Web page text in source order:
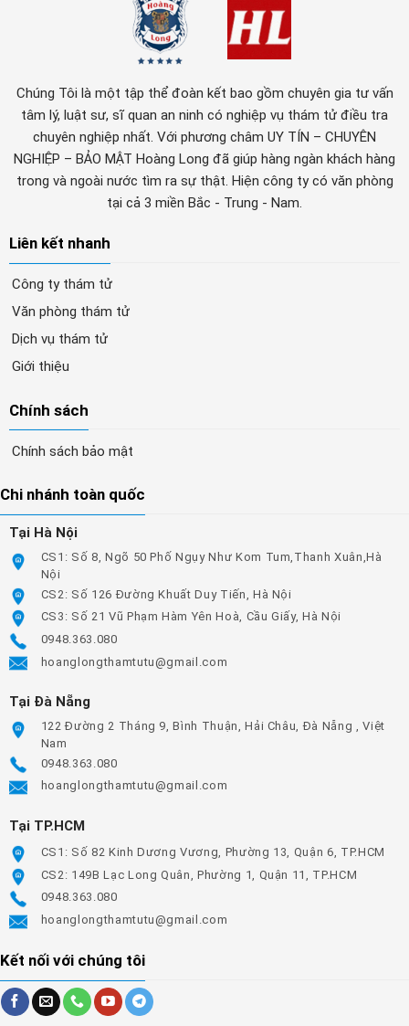
Chúng Tôi là một tập thể đoàn kết bao gồm chuyên gia tư vấn
tâm lý, luật sư, sĩ quan an ninh có nghiệp vụ thám tử điều tra
chuyên nghiệp nhất. Với phương châm UY TÍN – CHUYÊN
NGHIỆP – BẢO MẬT Hoàng Long đã giúp hàng ngàn khách hàng
trong và ngoài nước tìm ra sự thật. Hiện công ty có văn phòng
tại cả 3 miền Bắc - Trung - Nam.
Liên kết nhanh
Công ty thám tử
Văn phòng thám tử
Dịch vụ thám tử
Giới thiệu
Chính sách
Chính sách bảo mật
Chi nhánh toàn quốc
Tại Hà Nội
CS1: Số 8, Ngõ 50 Phố Ngụy Như Kom Tum,Thanh Xuân,Hà
Nội
CS2: Số 126 Đường Khuất Duy Tiến, Hà Nội
CS3: Số 21 Vũ Phạm Hàm Yên Hoà, Cầu Giấy, Hà Nội
0948.363.080
hoanglongthamtutu@gmail.com
Tại Đà Nẵng
122 Đường 2 Tháng 9, Bình Thuận, Hải Châu, Đà Nẵng , Việt
Nam
0948.363.080
hoanglongthamtutu@gmail.com
Tại TP.HCM
CS1: Số 82 Kinh Dương Vương, Phường 13, Quận 6, TP.HCM
CS2: 149B Lạc Long Quân, Phường 1, Quận 11, TP.HCM
0948.363.080
hoanglongthamtutu@gmail.com
Kết nối với chúng tôi